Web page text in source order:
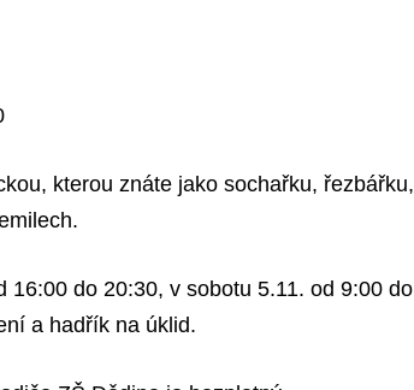
kterou znáte jako sochařku, řezbářku,
do 20:30, v sobotu 5.11. od 9:00 do
a hadřík na úklid.